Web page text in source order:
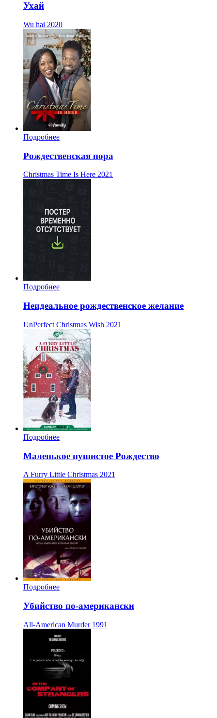
Ухай
Wu hai 2020
Подробнее
Рождественская пора
Christmas Time Is Here 2021
Подробнее
Неидеальное рождественское желание
UnPerfect Christmas Wish 2021
Подробнее
Маленькое пушистое Рождество
A Furry Little Christmas 2021
Подробнее
Убийство по-американски
All-American Murder 1991